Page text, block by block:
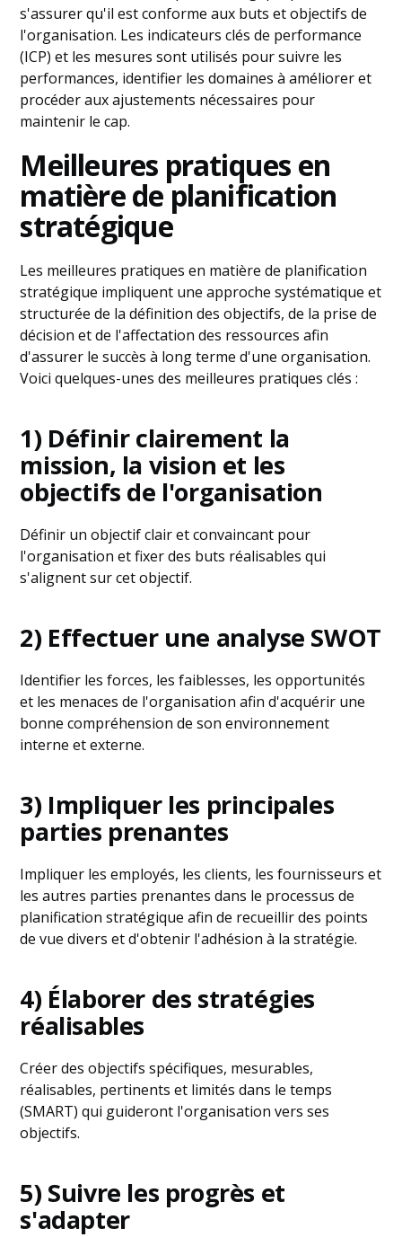
s'assurer qu'il est conforme aux buts et objectifs de
l'organisation. Les indicateurs clés de performance
(ICP) et les mesures sont utilisés pour suivre les
performances, identifier les domaines à améliorer et
procéder aux ajustements nécessaires pour
maintenir le cap.
Meilleures pratiques en
matière de planification
stratégique
Les meilleures pratiques en matière de planification
stratégique impliquent une approche systématique et
structurée de la définition des objectifs, de la prise de
décision et de l'affectation des ressources afin
d'assurer le succès à long terme d'une organisation.
Voici quelques-unes des meilleures pratiques clés :
1) Définir clairement la
mission, la vision et les
objectifs de l'organisation
Définir un objectif clair et convaincant pour
l'organisation et fixer des buts réalisables qui
s'alignent sur cet objectif.
2) Effectuer une analyse SWOT
Identifier les forces, les faiblesses, les opportunités
et les menaces de l'organisation afin d'acquérir une
bonne compréhension de son environnement
interne et externe.
3) Impliquer les principales
parties prenantes
Impliquer les employés, les clients, les fournisseurs et
les autres parties prenantes dans le processus de
planification stratégique afin de recueillir des points
de vue divers et d'obtenir l'adhésion à la stratégie.
4) Élaborer des stratégies
réalisables
Créer des objectifs spécifiques, mesurables,
réalisables, pertinents et limités dans le temps
(SMART) qui guideront l'organisation vers ses
objectifs.
5) Suivre les progrès et
s'adapter